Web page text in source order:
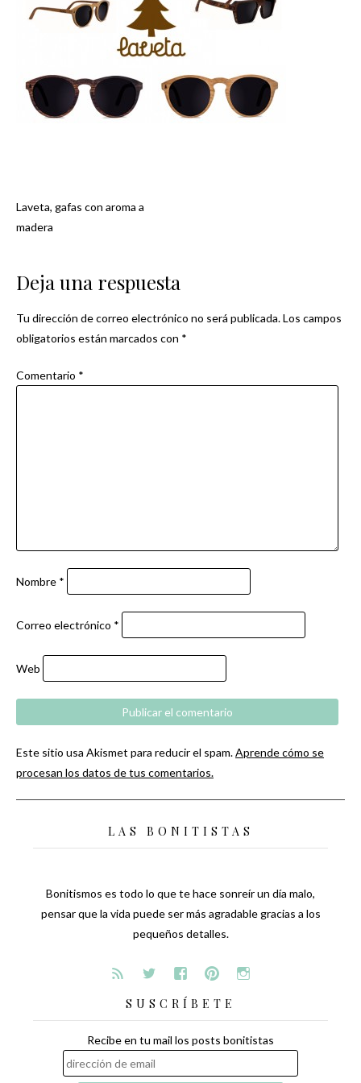
Navegación
Laveta, gafas con aroma a
madera
Deja una respuesta
Tu dirección de correo electrónico no será publicada.Los campos
obligatorios están marcados con *
Comentario *
Nombre *
Correo electrónico *
Web
Este sitio usa Akismet para reducir el spam.Aprende cómo se
procesan los datos de tus comentarios.
LAS BONITISTAS
Bonitismos es todo lo que te hace sonreír un día malo,
pensar que la vida puede ser más agradable gracias a los
pequeños detalles.
SUSCRÍBETE
Recibe en tu mail los posts bonitistas